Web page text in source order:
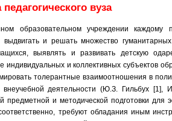
педагогического вуза
образовательном учреждении каждому
выдвигать и решать множество
выявлять и развивать детскую
индивидуальных и коллективных субъектов
толерантные взаимоотношения в
внеучебной деятельности (Ю.З. Гильбух
предметной и методической подготовки
требуют обладания иным